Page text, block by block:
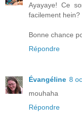
Ayayaye! Ce
facilement hein?
Bonne chance
Répondre
Évangéline 8
mouhaha
Répondre